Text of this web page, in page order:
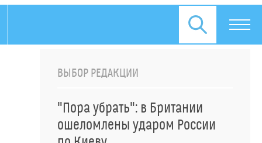
ВЫБОР РЕДАКЦИИ
"Пора убрать": в Британии
ошеломлены ударом России